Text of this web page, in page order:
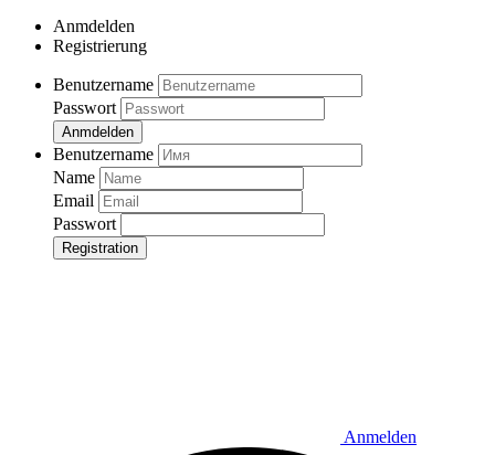
Anmdelden
Registrierung
Benutzername
Passwort
Anmdelden
Benutzername
Name
Email
Passwort
Registration
Anmelden